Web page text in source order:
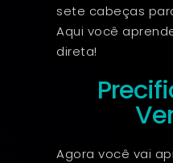
sete cabeças
Aqui você
direta!
Agora você vai